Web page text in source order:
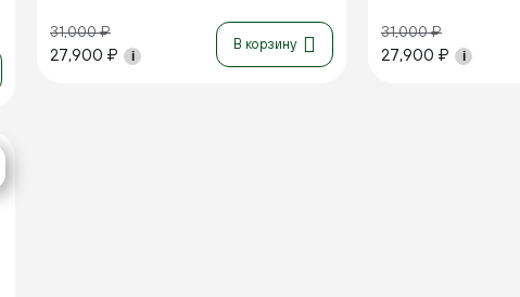
31,000₽
27,900 ₽ i
В корзину
31,000₽
27,900 ₽ i